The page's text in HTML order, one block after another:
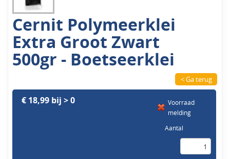
Cernit Polymeerklei
Extra Groot Zwart
500gr - Boetseerklei
< Ga terug
€ 18,99 bij > 0
Voorraad
melding
Aantal